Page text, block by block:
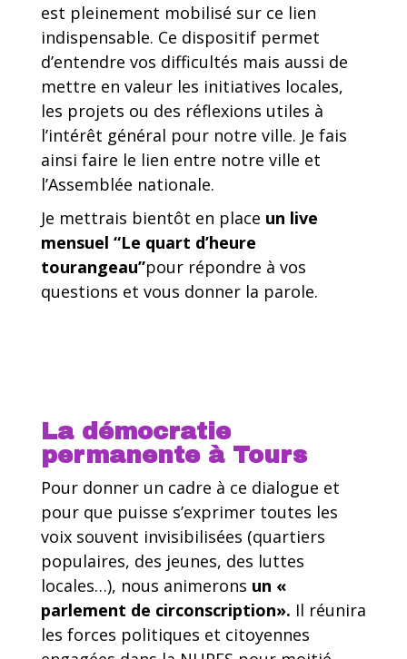
est pleinement mobilisé sur ce lien
indispensable. Ce dispositif permet
d’entendre vos difficultés mais aussi de
mettre en valeur les initiatives locales,
les projets ou des réflexions utiles à
l’intérêt général pour notre ville. Je fais
ainsi faire le lien entre notre ville et
l’Assemblée nationale.
Je mettrais bientôt en place un live
mensuel “Le quart d’heure
tourangeau”pour répondre à vos
questions et vous donner la parole.
La démocratie
permanente à Tours
Pour donner un cadre à ce dialogue et
pour que puisse s’exprimer toutes les
voix souvent invisibilisées (quartiers
populaires, des jeunes, des luttes
locales…), nous animerons un «
parlement de circonscription». Il réunira
les forces politiques et citoyennes